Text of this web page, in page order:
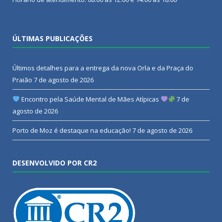
ÚLTIMAS PUBLICAÇÕES
Últimos detalhes para a entrega da nova Orla e da Praça do
Praião 7 de agosto de 2026
Encontro pela Saúde Mental de Mães Atípicas
7 de
agosto de 2026
Porto de Moz é destaque na educação! 7 de agosto de 2026
DESENVOLVIDO POR CR2